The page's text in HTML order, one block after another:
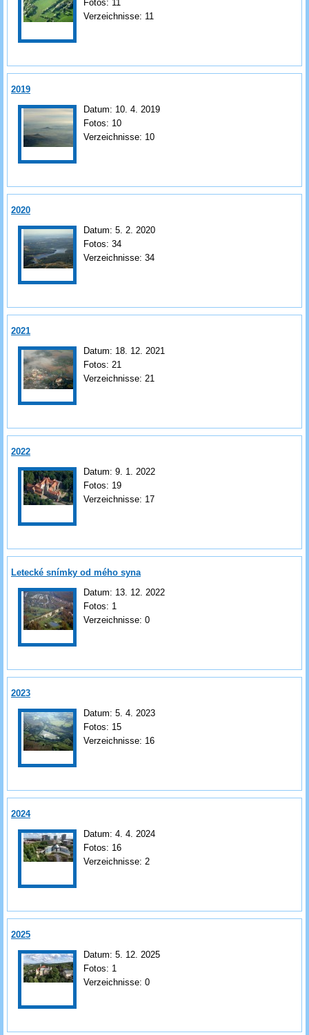
Fotos: 11
Verzeichnisse: 11
2019
Datum: 10. 4. 2019
Fotos: 10
Verzeichnisse: 10
2020
Datum: 5. 2. 2020
Fotos: 34
Verzeichnisse: 34
2021
Datum: 18. 12. 2021
Fotos: 21
Verzeichnisse: 21
2022
Datum: 9. 1. 2022
Fotos: 19
Verzeichnisse: 17
Letecké snímky od mého syna
Datum: 13. 12. 2022
Fotos: 1
Verzeichnisse: 0
2023
Datum: 5. 4. 2023
Fotos: 15
Verzeichnisse: 16
2024
Datum: 4. 4. 2024
Fotos: 16
Verzeichnisse: 2
2025
Datum: 5. 12. 2025
Fotos: 1
Verzeichnisse: 0